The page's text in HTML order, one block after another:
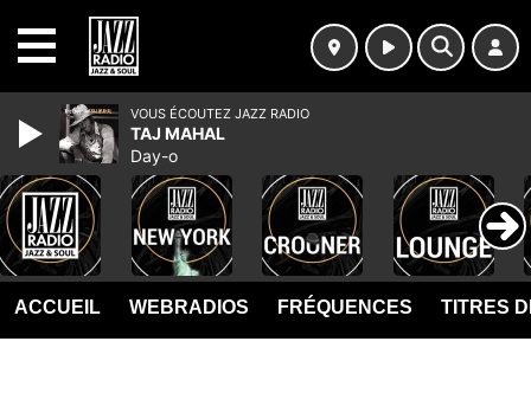
ACCUEIL WEBRADIOS FRÉQUENCES TITRES
VOUS ÉCOUTEZ JAZZ RADIO
TAJ MAHAL
Day-o